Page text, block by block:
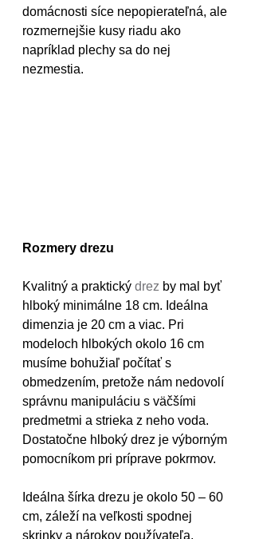
domácnosti síce nepopierateľná, ale
rozmernejšie kusy riadu ako
napríklad plechy sa do nej
nezmestia.
Rozmery drezu
Kvalitný a praktický drez by mal byť
hlboký minimálne 18 cm. Ideálna
dimenzia je 20 cm a viac. Pri
modeloch hlbokých okolo 16 cm
musíme bohužiaľ počítať s
obmedzením, pretože nám nedovolí
správnu manipuláciu s väčšími
predmetmi a strieka z neho voda.
Dostatočne hlboký drez je výborným
pomocníkom pri príprave pokrmov.
Ideálna šírka drezu je okolo 50 – 60
cm, záleží na veľkosti spodnej
skrinky a nárokov používateľa.